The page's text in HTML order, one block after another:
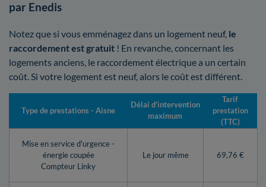
par Enedis
Notez que si vous emménagez dans un logement neuf, le
raccordement est gratuit ! En revanche, concernant les
logements anciens, le raccordement électrique a un certain
coût. Si votre logement est neuf, alors le coût est différent.
Type de prestations - Aisne
Délai d’intervention
maximum
Tarif
prestation
(TTC)
Mise en service d'urgence -
énergie coupée
Compteur Linky
Le jour même 69,76 €